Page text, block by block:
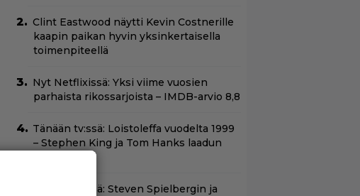
Clint Eastwood näytti Kevin Costnerille
kaapin paikan hyvin yksinkertaisella
toimenpiteellä
Nyt Netflixissä: Yksi viime vuosien
parhaista rikossarjoista – IMDB-arvio 8,8
Tänään tv:ssä: Loistoleffa vuodelta 1999
– Stephen King ja Tom Hanks laadun
Tänään tv:ssä: Steven Spielbergin ja